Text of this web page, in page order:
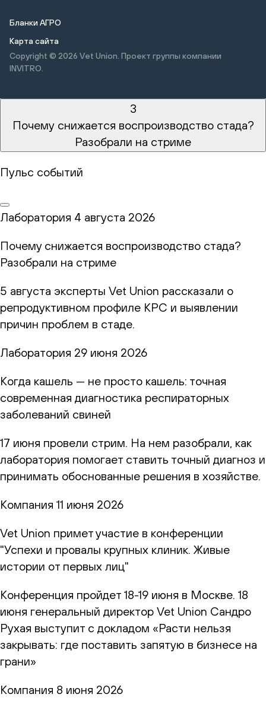
Бланки АГРО
Карта сайта
Copyright © 2026 Vet Union. Проект группы компании
INVITRO.
3
Почему снижается воспроизводство стада?
Разобрали на стриме
Пульс событий
Лаборатория 4 августа 2026
Почему снижается воспроизводство стада?
Разобрали на стриме
5 августа эксперты Vet Union рассказали о
репродуктивном профиле КРС и выявлении
причин проблем в стаде.
Лаборатория 29 июня 2026
Когда кашель — не просто кашель: точная
современная диагностика респираторных
заболеваний свиней
17 июня провели стрим. На нем разобрали, как
лаборатория помогает ставить точный диагноз и
принимать обоснованные решения в хозяйстве.
Компания 11 июня 2026
Vet Union примет участие в конференции
"Успехи и провалы крупных клиник. Живые
истории от первых лиц"
Конференция пройдет 18-19 июня в Москве. 18
июня генеральный директор Vet Union Сандро
Рухая выступит с докладом «Расти нельзя
закрывать: где поставить запятую в бизнесе на
грани»
Компания 8 июня 2026